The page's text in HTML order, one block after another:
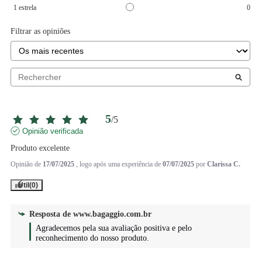
1 estrela 0
Filtrar as opiniões
5/5
Opinião verificada
Produto excelente
Opinião de 17/07/2025 , logo após uma experiência de 07/07/2025 por Clarissa C.
Útil (0)
Resposta de www.bagaggio.com.br
Agradecemos pela sua avaliação positiva e pelo
reconhecimento do nosso produto.